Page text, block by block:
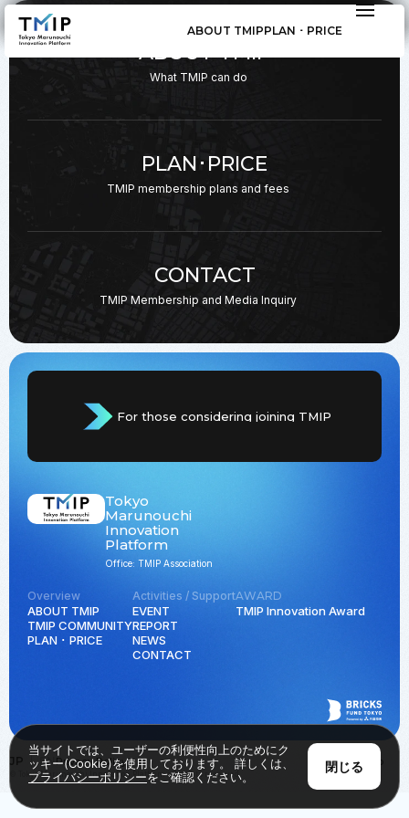
ABOUT TMIPPLAN ･ PRICE
ABOUT TMIP
What TMIP can do
PLAN･PRICE
TMIP membership plans and fees
CONTACT
TMIP Membership and Media Inquiry
For those considering joining TMIP
Tokyo
Marunouchi
Innovation
Platform
Office: TMIP Association
Overview
ABOUT TMIP
TMIP COMMUNITY
PLAN ･ PRICE
Activities / Support
EVENT
REPORT
NEWS
CONTACT
AWARD
TMIP Innovation Award
JP ENPrivacy Policy
© Tokyo Marunouchi Innovation Platform all rights reserved.
Back to Top
当サイトでは、ユーザーの利便性向上のためにク
ッキー(Cookie)を使用しております。 詳しくは、
プライバシーポリシーをご確認ください。
閉じる